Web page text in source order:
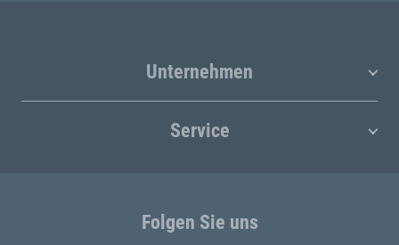
Unternehmen
Service
Folgen Sie uns